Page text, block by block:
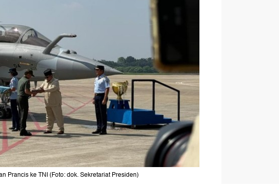
Prancis ke TNI (Foto: dok. Sekretariat Presiden)